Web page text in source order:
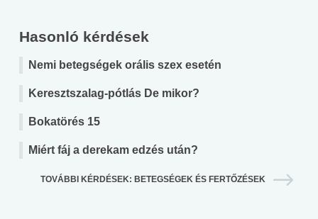
Hasonló kérdések
Nemi betegségek orális szex esetén
Keresztszalag-pótlás De mikor?
Bokatörés 15
Miért fáj a derekam edzés után?
TOVÁBBI KÉRDÉSEK: BETEGSÉGEK ÉS FERTŐZÉSEK